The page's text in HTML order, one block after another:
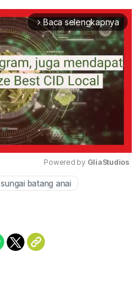
arrow_forward_ios Baca selengkapnya
Powered by GliaStudios
sungai batang anai